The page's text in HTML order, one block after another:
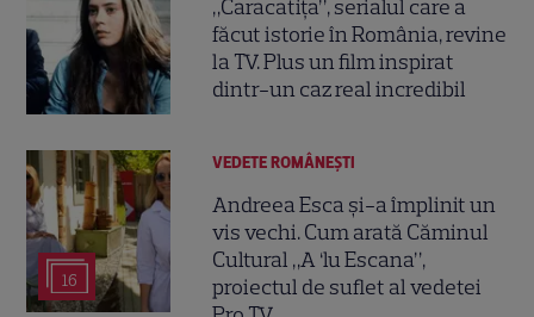
„Caracatița”, serialul care a
făcut istorie în România, revine
la TV. Plus un film inspirat
dintr-un caz real incredibil
16
VEDETE ROMÂNEŞTI
Andreea Esca și-a împlinit un
vis vechi. Cum arată Căminul
Cultural „A ‘lu Escana”,
proiectul de suflet al vedetei